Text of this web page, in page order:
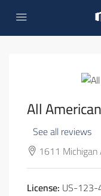
All
See all reviews
1611
License: US-